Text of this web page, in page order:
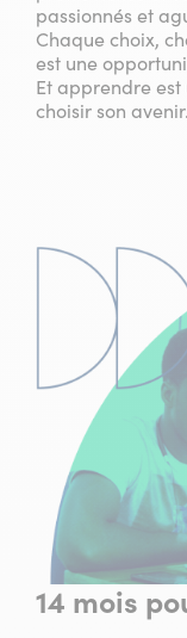
passionnés et
Chaque choix,
est une
Et apprendre
choisir son avenir.
14 mois